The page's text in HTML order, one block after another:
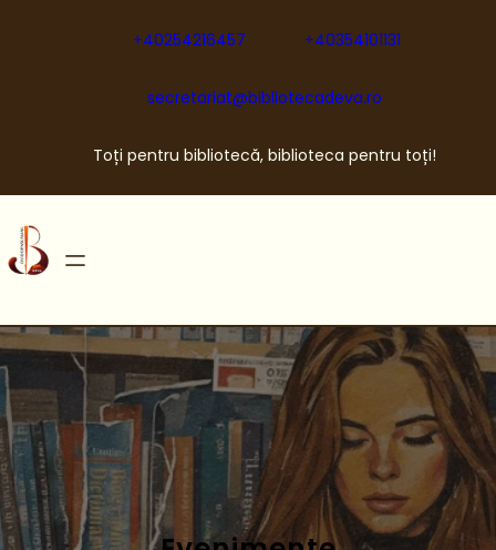
+40254216457 +40354101131
secretariat@bibliotecadeva.ro
Toți pentru bibliotecă, biblioteca pentru toți!